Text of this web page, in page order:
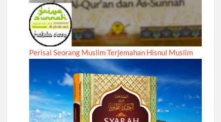
Perisai Seorang Muslim Terjemahan Hisnul Muslim